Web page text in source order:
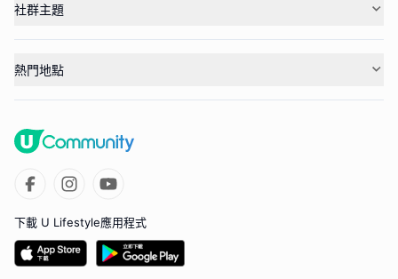
社群主題
熱門地點
下載 U Lifestyle應用程式